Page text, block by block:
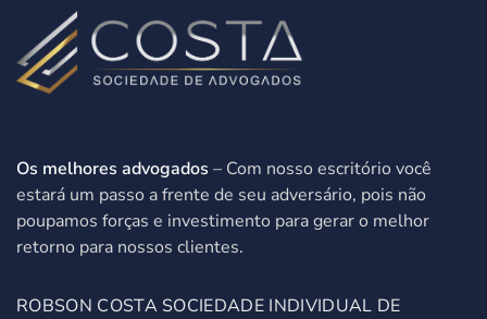
Os melhores advogados – Com nosso escritório você
estará um passo a frente de seu adversário, pois não
poupamos forças e investimento para gerar o melhor
retorno para nossos clientes.
ROBSON COSTA SOCIEDADE INDIVIDUAL DE